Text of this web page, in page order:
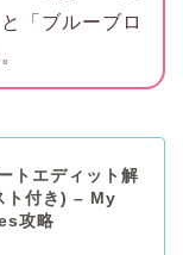
「ブルーブロ
トエディット解
ト付き) – My
攻略